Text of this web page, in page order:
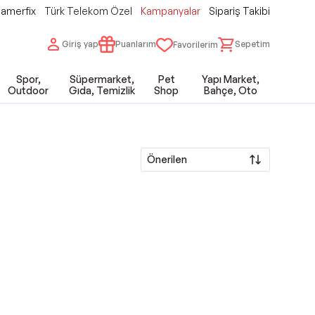
Türk Telekom Özel Kampanyalar Sipariş Takibi
Giriş yap Puanlarım Favorilerim Sepetim
Spor,
Outdoor
Süpermarket,
Gıda, Temizlik
Pet
Shop
Yapı Market,
Bahçe, Oto
Önerilen